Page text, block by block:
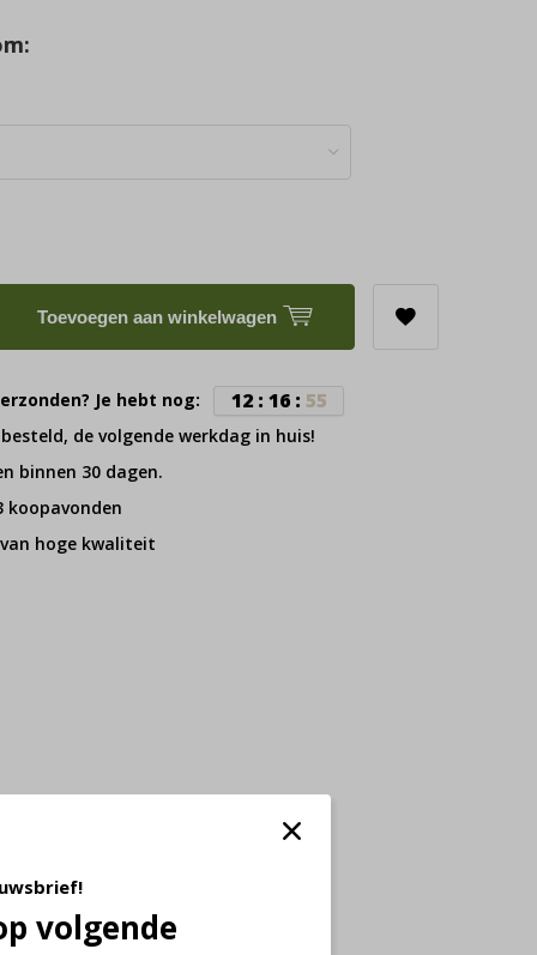
Toevoegen aan winkelwagen
Je hebt nog: 12: 16: 54
de volgende werkdag in huis!
binnen 30 dagen.
koopavonden
hoge kwaliteit
volgende